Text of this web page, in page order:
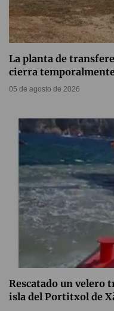
La planta de
cierra
05 de agosto de 2026
Rescatado un velero
isla del Portitxol de